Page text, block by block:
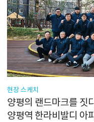
현장 스케치
양평의 랜드마크를 짓
양평역 한라비발디 아